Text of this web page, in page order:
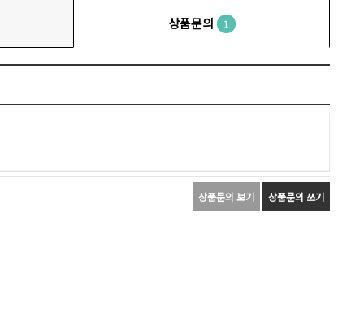
상품문의 1
상품문의 보기 상품문의 쓰기